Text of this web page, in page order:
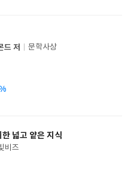
드 저
문학사상
넓고 얕은 지식
비즈